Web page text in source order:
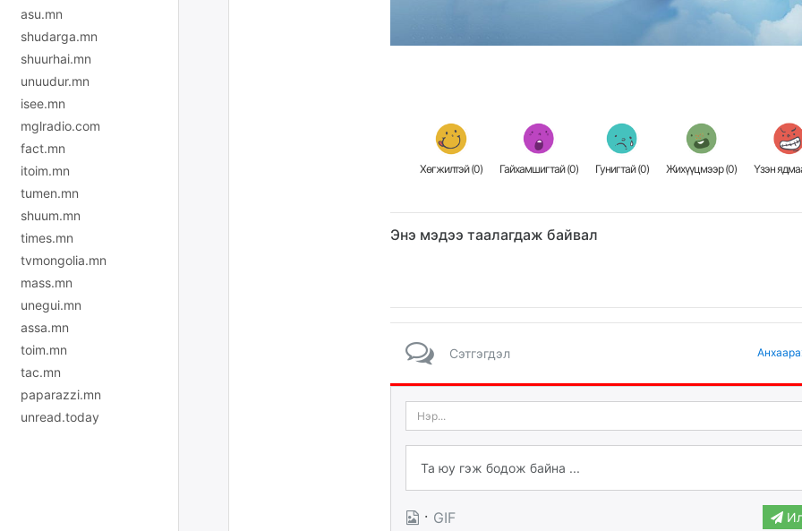
asu.mn
shudarga.mn
shuurhai.mn
unuudur.mn
isee.mn
mglradio.com
fact.mn
itoim.mn
tumen.mn
shuum.mn
times.mn
tvmongolia.mn
mass.mn
unegui.mn
assa.mn
toim.mn
tac.mn
paparazzi.mn
unread.today
Хөгжилтэй (0) Гайхамшигтай (0) Гунигтай (0) Жихүүцмээр (0) Үзэн
Энэ мэдээ таалагдаж байвал
Сэтгэгдэл
· GIF